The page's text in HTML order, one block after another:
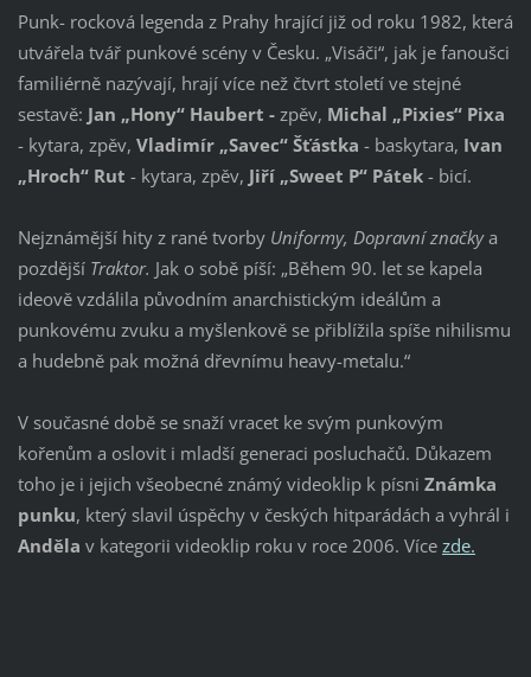
Punk- rocková legenda z Prahy hrající již od roku 1982, která
utvářela tvář punkové scény v Česku. „Visáči“, jak je fanoušci
familiérně nazývají, hrají více než čtvrt století ve stejné
sestavě: Jan „Hony“ Haubert - zpěv, Michal „Pixies“ Pixa
- kytara, zpěv, Vladimír „Savec“ Šťástka - baskytara, Ivan
„Hroch“ Rut - kytara, zpěv, Jiří „Sweet P“ Pátek- bicí.
Nejznámější hity z rané tvorby Uniformy, Dopravní značkya
pozdější Traktor. Jak o sobě píší: „Během 90. let se kapela
ideově vzdálila původním anarchistickým ideálům a
punkovému zvuku a myšlenkově se přiblížila spíše nihilismu
a hudebně pak možná dřevnímu heavy-metalu.“
V současné době se snaží vracet ke svým punkovým
kořenům a oslovit i mladší generaci posluchačů. Důkazem
toho je i jejich všeobecné známý videoklip k písni Známka
punku, který slavil úspěchy v českých hitparádách a vyhrál i
Anděla v kategorii videoklip roku v roce 2006. Více zde.